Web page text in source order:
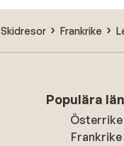
Skidresor Frankrike
Populära
Österrike
Frankrike